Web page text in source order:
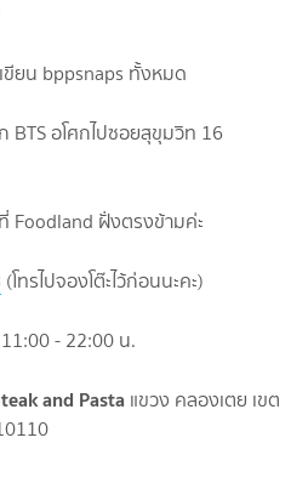
ขียน bppsnaps ทั้งหมด
BTS อโศกไปซอยสุขุมวิท 16
Foodland ฝั่งตรงข้ามค่ะ
(โทรไปจองโต๊ะไว้ก่อนนะคะ)
- 22:00 น.
and Pasta แขวง คลองเตย เขต